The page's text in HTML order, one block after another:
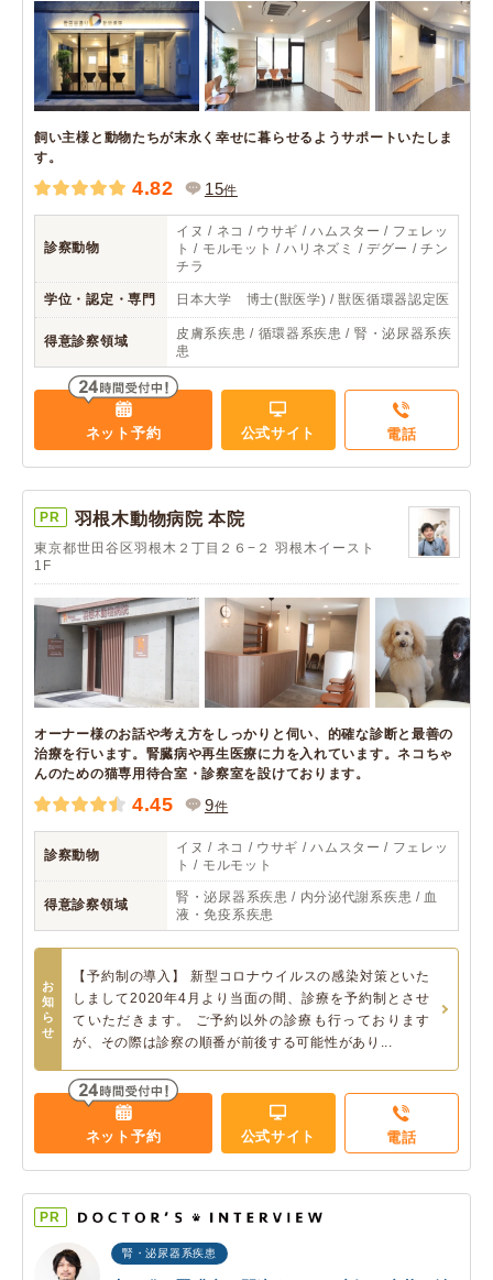
飼い主様と動物たちが末永く幸せに暮らせるようサポートいたしま
す。
4.82 15件
診察動物
イヌ / ネコ / ウサギ / ハムスター / フェレッ
ト / モルモット / ハリネズミ / デグー / チン
チラ
学位・認定・専門 日本大学 博士(獣医学) / 獣医循環器認定医
得意診察領域
皮膚系疾患 / 循環器系疾患 / 腎・泌尿器系疾
患
ネット予約 公式サイト 電話
PR 羽根木動物病院 本院
東京都世田谷区羽根木２丁目２６−２ 羽根木イースト
1F
オーナー様のお話や考え方をしっかりと伺い、的確な診断と最善の
治療を行います。腎臓病や再生医療に力を入れています。ネコちゃ
んのための猫専用待合室・診察室を設けております。
4.45 9件
診察動物
イヌ / ネコ / ウサギ / ハムスター / フェレッ
ト / モルモット
得意診察領域
腎・泌尿器系疾患 / 内分泌代謝系疾患 / 血
液・免疫系疾患
お
知
ら
せ
【予約制の導入】 新型コロナウイルスの感染対策といた
しまして2020年4月より当面の間、診療を予約制とさせ
ていただきます。 ご予約以外の診療も行っております
が、その際は診察の順番が前後する可能性があり...
ネット予約 公式サイト 電話
PR
腎・泌尿器系疾患